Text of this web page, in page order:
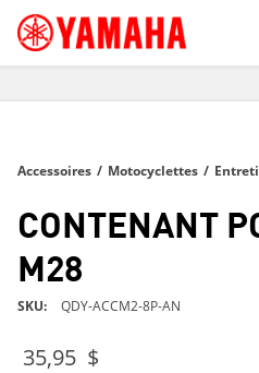
SUR TOUTES LES
LIVRAISON
SUR TOUTES LES
Accessoires / Motocyclettes /
CONTENANT
M28
SKU QDY-ACCM2-8P-AN
35,95 $